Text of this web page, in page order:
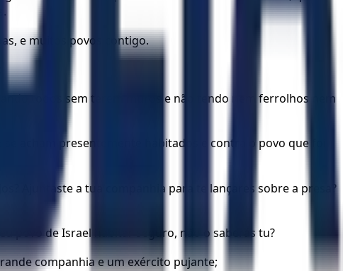
e muitos povos contigo.
todos sem terem muros e não tendo nem ferrolhos nem
acham presentemente habitados e contra o povo que foi
Ajuntaste a tua companhia para te lançares sobre a presa?
povo de Israel habitar seguro, não o saberás tu?
companhia e um exército pujante;